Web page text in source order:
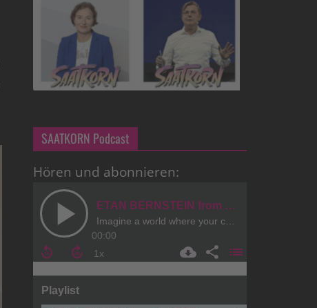
SAATKORN Podcast
Hören und abonnieren: